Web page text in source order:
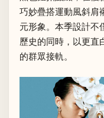
巧妙疊搭運動風斜肩
元形象。本季設計不
歷史的同時，以更直
的群眾接軌。